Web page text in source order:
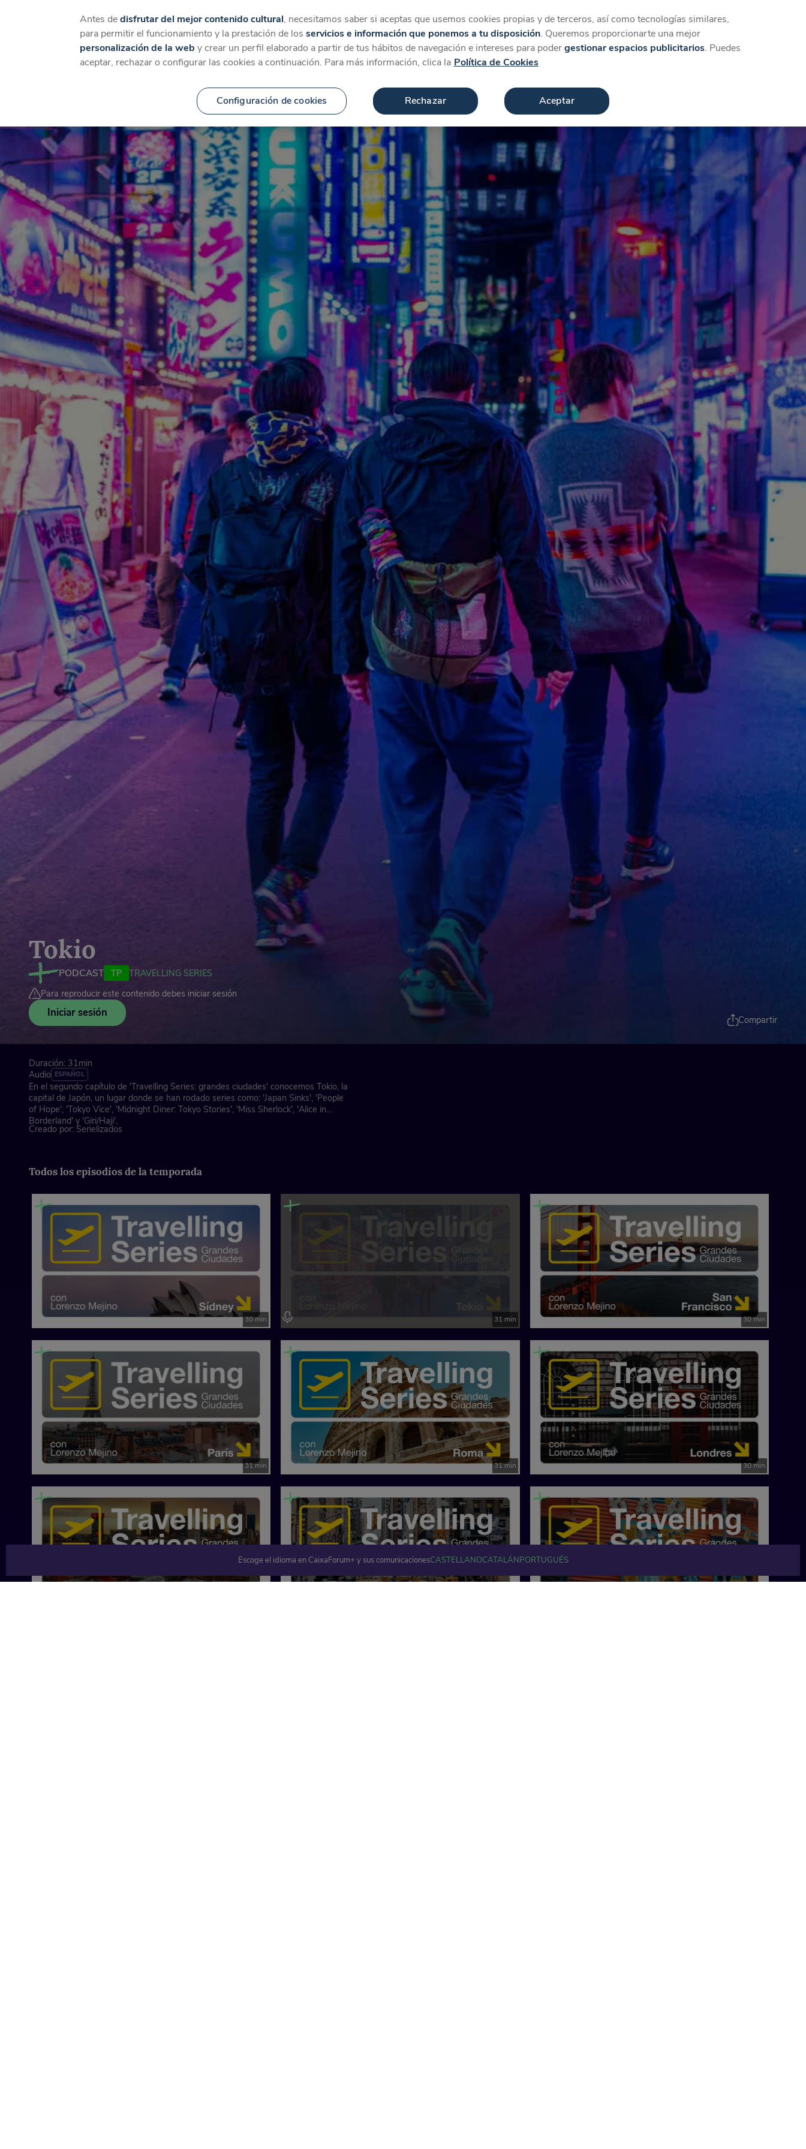
Catálogo Temáticas Categorías Favoritos Más Iniciar sesión Crear cuenta
Tokio
PODCAST TP TRAVELLING SERIES
Para reproducir este contenido debes iniciar sesión
Iniciar sesión
Compartir
Duración: 31min
Audio ESPAÑOL
En el segundo capítulo de 'Travelling Series: grandes ciudades' conocemos Tokio, la
capital de Japón, un lugar donde se han rodado series como: 'Japan Sinks', 'People
of Hope', 'Tokyo Vice', 'Midnight Diner: Tokyo Stories', 'Miss Sherlock', 'Alice in
Borderland' y 'Giri/Haji'.
Creado por: Serielizados
Todos los episodios de la temporada
30 min 31 min 30 min
31 min 31 min 30 min
Escoge el idioma en CaixaForum+ y sus comunicacionesCASTELLANOCATALÁNPORTUGUÉS
Antes dedisfrutar del mejor contenido cultural, necesitamos saber si aceptas que usemos cookies propias y de terceros, así como tecnologías similares,
para permitir el funcionamiento y la prestación de los servicios e información que ponemos a tu disposición. Queremos proporcionarte una mejor
personalización de la web y crear un perfil elaborado a partir de tus hábitos de navegación e intereses para podergestionar espacios publicitarios. Puedes
aceptar, rechazar o configurar las cookies a continuación. Para más información, clica la Política de Cookies
Configuración de cookies Rechazar Aceptar